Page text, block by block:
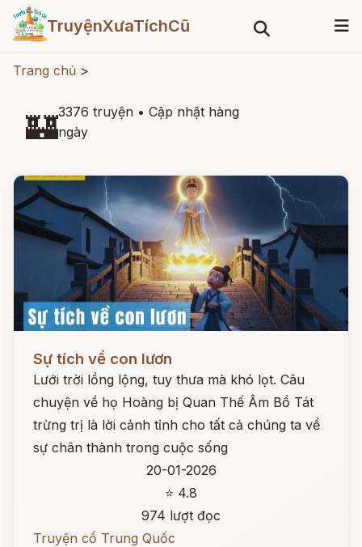
TruyệnXưaTíchCũ
Trang chủ >
🏰3376 truyện • Cập nhật hàng
ngày
Sự tích về con lươn
Lưới trời lồng lộng, tuy thưa mà khó lọt. Câu
chuyện về họ Hoàng bị Quan Thế Âm Bồ Tát
trừng trị là lời cảnh tỉnh cho tất cả chúng ta về
sự chân thành trong cuộc sống
20-01-2026
⭐ 4.8
974 lượt đọc
Truyện cổ Trung Quốc